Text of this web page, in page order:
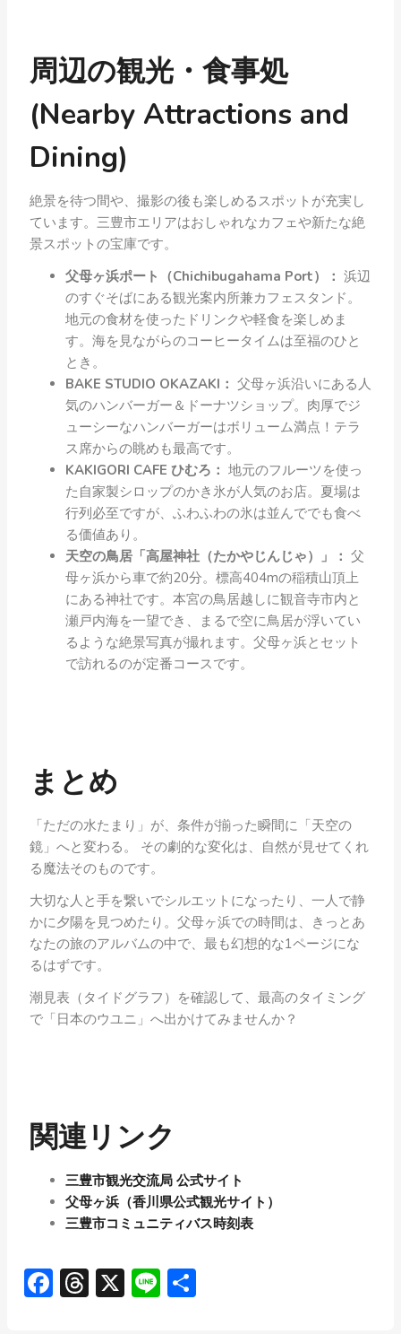
周辺の観光・食事処
(Nearby Attractions and
Dining)
絶景を待つ間や、撮影の後も楽しめるスポットが充実し
ています。三豊市エリアはおしゃれなカフェや新たな絶
景スポットの宝庫です。
父母ヶ浜ポート（Chichibugahama Port）： 浜辺
のすぐそばにある観光案内所兼カフェスタンド。
地元の食材を使ったドリンクや軽食を楽しめま
す。海を見ながらのコーヒータイムは至福のひと
とき。
BAKE STUDIO OKAZAKI： 父母ヶ浜沿いにある人
気のハンバーガー＆ドーナツショップ。肉厚でジ
ューシーなハンバーガーはボリューム満点！テラ
ス席からの眺めも最高です。
KAKIGORI CAFE ひむろ： 地元のフルーツを使っ
た自家製シロップのかき氷が人気のお店。夏場は
行列必至ですが、ふわふわの氷は並んででも食べ
る価値あり。
天空の鳥居「高屋神社（たかやじんじゃ）」： 父
母ヶ浜から車で約20分。標高404mの稲積山頂上
にある神社です。本宮の鳥居越しに観音寺市内と
瀬戸内海を一望でき、まるで空に鳥居が浮いてい
るような絶景写真が撮れます。父母ヶ浜とセット
で訪れるのが定番コースです。
まとめ
「ただの水たまり」が、条件が揃った瞬間に「天空の
鏡」へと変わる。 その劇的な変化は、自然が見せてくれ
る魔法そのものです。
大切な人と手を繋いでシルエットになったり、一人で静
かに夕陽を見つめたり。父母ヶ浜での時間は、きっとあ
なたの旅のアルバムの中で、最も幻想的な1ページにな
るはずです。
潮見表（タイドグラフ）を確認して、最高のタイミング
で「日本のウユニ」へ出かけてみませんか？
関連リンク
三豊市観光交流局 公式サイト
父母ヶ浜（香川県公式観光サイト）
三豊市コミュニティバス時刻表
Facebook
Threads
X Line